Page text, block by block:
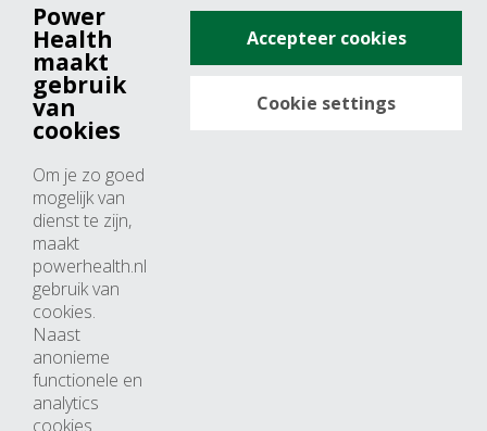
+31 (0)76 571 19 68
info@powerhealth.nl
Adresse
4817 ZH breda
Nederland
Horaires d’ouvertures
Du lundi au jeudi: 09:00 – 17:00
Vendredi: 09:00 – 15:00
Power
Health
maakt
gebruik
van
cookies
Om je zo goed
mogelijk van
dienst te zijn,
maakt
powerhealth.nl
gebruik van
cookies.
Naast
anonieme
functionele en
analytics
cookies
Accepteer cookies
Cookie settings